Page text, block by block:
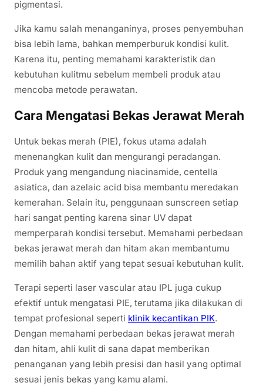
pigmentasi.
Jika kamu salah menanganinya, proses penyembuhan
bisa lebih lama, bahkan memperburuk kondisi kulit.
Karena itu, penting memahami karakteristik dan
kebutuhan kulitmu sebelum membeli produk atau
mencoba metode perawatan.
Cara Mengatasi Bekas Jerawat Merah
Untuk bekas merah (PIE), fokus utama adalah
menenangkan kulit dan mengurangi peradangan.
Produk yang mengandung niacinamide, centella
asiatica, dan azelaic acid bisa membantu meredakan
kemerahan. Selain itu, penggunaan sunscreen setiap
hari sangat penting karena sinar UV dapat
memperparah kondisi tersebut. Memahami perbedaan
bekas jerawat merah dan hitam akan membantumu
memilih bahan aktif yang tepat sesuai kebutuhan kulit.
Terapi seperti laser vascular atau IPL juga cukup
efektif untuk mengatasi PIE, terutama jika dilakukan di
tempat profesional seperti klinik kecantikan PIK.
Dengan memahami perbedaan bekas jerawat merah
dan hitam, ahli kulit di sana dapat memberikan
penanganan yang lebih presisi dan hasil yang optimal
sesuai jenis bekas yang kamu alami.